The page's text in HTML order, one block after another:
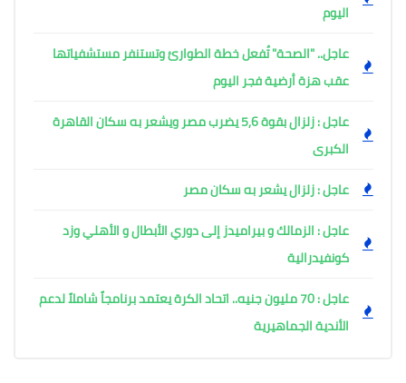
اليوم
عاجل.. "الصحة" تُفعل خطة الطوارئ وتستنفر مستشفياتها
عقب هزة أرضية فجر اليوم ​
عاجل : زلزال بقوة 5,6 يضرب مصر ويشعر به سكان القاهرة
الكبرى
عاجل : زلزال يشعر به سكان مصر
عاجل : الزمالك و بيراميدز إلى دوري الأبطال و الأهلي وزد
كونفيدرالية
عاجل : 70 مليون جنيه.. اتحاد الكرة يعتمد برنامجاً شاملاً لدعم
الأندية الجماهيرية